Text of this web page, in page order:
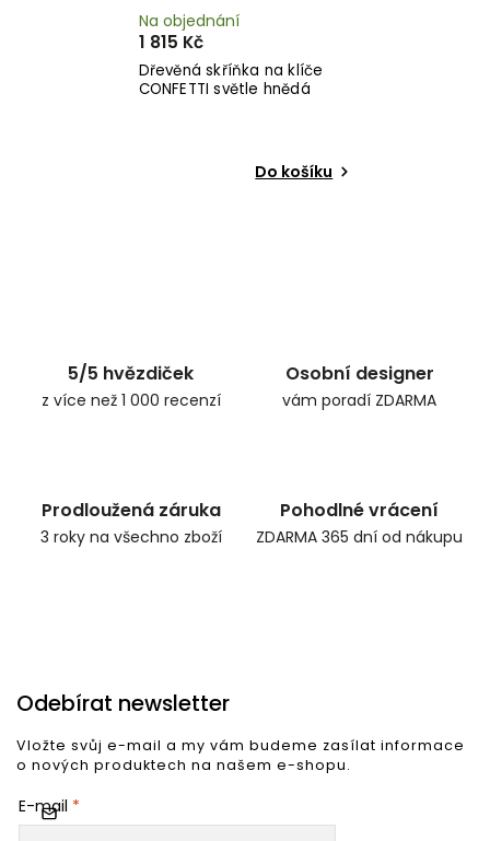
Dřevěná skříňka na klíče
CONFETTI světle hnědá
Na objednání
1 815 Kč
Do košíku
5/5 hvězdiček
z více než 1 000 recenzí
Osobní designer
vám poradí ZDARMA
Prodloužená záruka
3 roky na všechno zboží
Pohodlné vrácení
ZDARMA 365 dní od nákupu
Odebírat newsletter
Vložte svůj e-mail a my vám budeme zasílat informace
o nových produktech na našem e-shopu.
E-mail